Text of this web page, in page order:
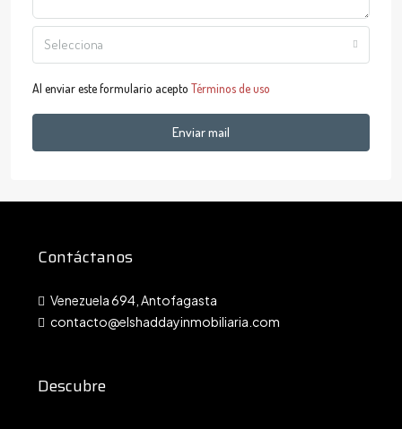
Selecciona
Al enviar este formulario acepto Términos de uso
Enviar mail
Contáctanos
Venezuela 694, Antofagasta
contacto@elshaddayinmobiliaria.com
Descubre